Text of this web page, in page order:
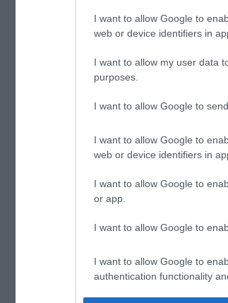
I want to allow Google to
web or device identifiers in
I want to allow my user data
purposes.
I want to allow Google to
I want to allow Google to
web or device identifiers in
I want to allow Google to
or app.
I want to allow Google to
I want to allow Google to
authentication functionality